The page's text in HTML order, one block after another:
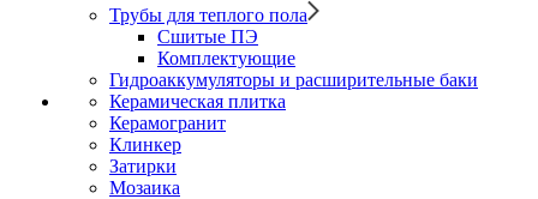
Трубы для теплого пола
Сшитые ПЭ
Комплектующие
Гидроаккумуляторы и расширительные баки
Керамическая плитка
Керамогранит
Клинкер
Затирки
Мозаика